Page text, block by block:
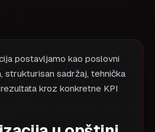
postavljamo kao poslovni
strukturisan sadržaj, tehnička
kroz konkretne KPI